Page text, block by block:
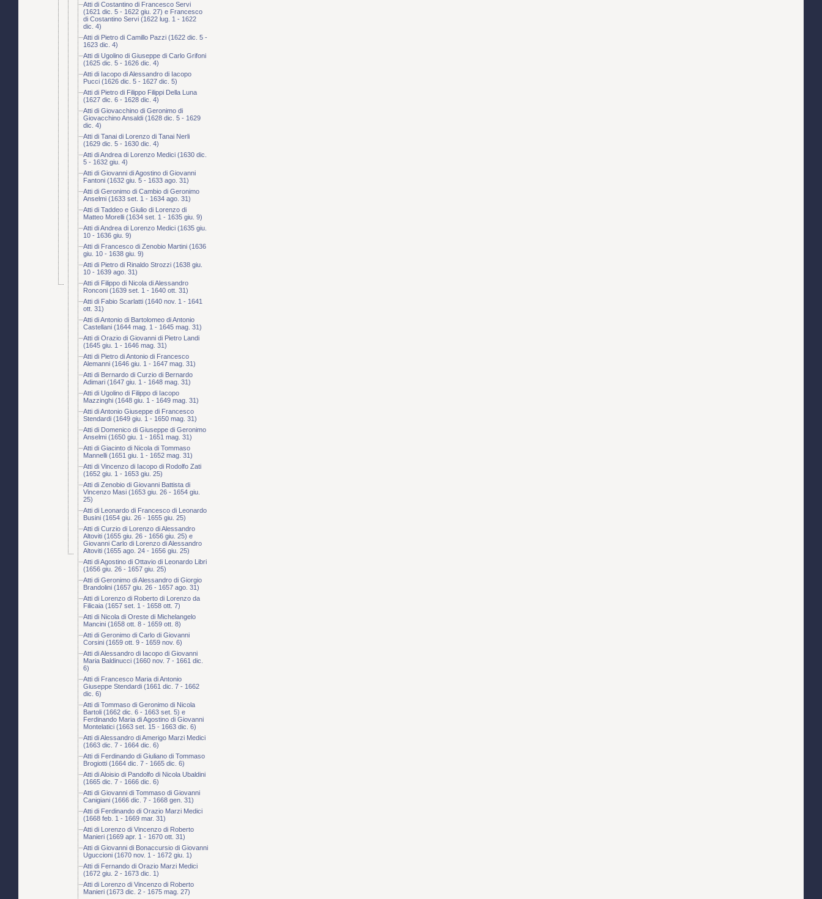
Atti di Costantino di Francesco Servi
(1621 dic. 5 - 1622 giu. 27) e Francesco
di Costantino Servi (1622 lug. 1 - 1622
dic. 4)
Atti di Pietro di Camillo Pazzi (1622 dic. 5 -
1623 dic. 4)
Atti di Ugolino di Giuseppe di Carlo Grifoni
(1625 dic. 5 - 1626 dic. 4)
Atti di Iacopo di Alessandro di Iacopo
Pucci (1626 dic. 5 - 1627 dic. 5)
Atti di Pietro di Filippo Filippi Della Luna
(1627 dic. 6 - 1628 dic. 4)
Atti di Giovacchino di Geronimo di
Giovacchino Ansaldi (1628 dic. 5 - 1629
dic. 4)
Atti di Tanai di Lorenzo di Tanai Nerli
(1629 dic. 5 - 1630 dic. 4)
Atti di Andrea di Lorenzo Medici (1630 dic.
5 - 1632 giu. 4)
Atti di Giovanni di Agostino di Giovanni
Fantoni (1632 giu. 5 - 1633 ago. 31)
Atti di Geronimo di Cambio di Geronimo
Anselmi (1633 set. 1 - 1634 ago. 31)
Atti di Taddeo e Giulio di Lorenzo di
Matteo Morelli (1634 set. 1 - 1635 giu. 9)
Atti di Andrea di Lorenzo Medici (1635 giu.
10 - 1636 giu. 9)
Atti di Francesco di Zenobio Martini (1636
giu. 10 - 1638 giu. 9)
Atti di Pietro di Rinaldo Strozzi (1638 giu.
10 - 1639 ago. 31)
Atti di Filippo di Nicola di Alessandro
Ronconi (1639 set. 1 - 1640 ott. 31)
Atti di Fabio Scarlatti (1640 nov. 1 - 1641
ott. 31)
Atti di Antonio di Bartolomeo di Antonio
Castellani (1644 mag. 1 - 1645 mag. 31)
Atti di Orazio di Giovanni di Pietro Landi
(1645 giu. 1 - 1646 mag. 31)
Atti di Pietro di Antonio di Francesco
Alemanni (1646 giu. 1 - 1647 mag. 31)
Atti di Bernardo di Curzio di Bernardo
Adimari (1647 giu. 1 - 1648 mag. 31)
Atti di Ugolino di Filippo di Iacopo
Mazzinghi (1648 giu. 1 - 1649 mag. 31)
Atti di Antonio Giuseppe di Francesco
Stendardi (1649 giu. 1 - 1650 mag. 31)
Atti di Domenico di Giuseppe di Geronimo
Anselmi (1650 giu. 1 - 1651 mag. 31)
Atti di Giacinto di Nicola di Tommaso
Mannelli (1651 giu. 1 - 1652 mag. 31)
Atti di Vincenzo di Iacopo di Rodolfo Zati
(1652 giu. 1 - 1653 giu. 25)
Atti di Zenobio di Giovanni Battista di
Vincenzo Masi (1653 giu. 26 - 1654 giu.
25)
Atti di Leonardo di Francesco di Leonardo
Busini (1654 giu. 26 - 1655 giu. 25)
Atti di Curzio di Lorenzo di Alessandro
Altoviti (1655 giu. 26 - 1656 giu. 25) e
Giovanni Carlo di Lorenzo di Alessandro
Altoviti (1655 ago. 24 - 1656 giu. 25)
Atti di Agostino di Ottavio di Leonardo Libri
(1656 giu. 26 - 1657 giu. 25)
Atti di Geronimo di Alessandro di Giorgio
Brandolini (1657 giu. 26 - 1657 ago. 31)
Atti di Lorenzo di Roberto di Lorenzo da
Filicaia (1657 set. 1 - 1658 ott. 7)
Atti di Nicola di Oreste di Michelangelo
Mancini (1658 ott. 8 - 1659 ott. 8)
Atti di Geronimo di Carlo di Giovanni
Corsini (1659 ott. 9 - 1659 nov. 6)
Atti di Alessandro di Iacopo di Giovanni
Maria Baldinucci (1660 nov. 7 - 1661 dic.
6)
Atti di Francesco Maria di Antonio
Giuseppe Stendardi (1661 dic. 7 - 1662
dic. 6)
Atti di Tommaso di Geronimo di Nicola
Bartoli (1662 dic. 6 - 1663 set. 5) e
Ferdinando Maria di Agostino di Giovanni
Montelatici (1663 set. 15 - 1663 dic. 6)
Atti di Alessandro di Amerigo Marzi Medici
(1663 dic. 7 - 1664 dic. 6)
Atti di Ferdinando di Giuliano di Tommaso
Brogiotti (1664 dic. 7 - 1665 dic. 6)
Atti di Aloisio di Pandolfo di Nicola Ubaldini
(1665 dic. 7 - 1666 dic. 6)
Atti di Giovanni di Tommaso di Giovanni
Canigiani (1666 dic. 7 - 1668 gen. 31)
Atti di Ferdinando di Orazio Marzi Medici
(1668 feb. 1 - 1669 mar. 31)
Atti di Lorenzo di Vincenzo di Roberto
Manieri (1669 apr. 1 - 1670 ott. 31)
Atti di Giovanni di Bonaccursio di Giovanni
Uguccioni (1670 nov. 1 - 1672 giu. 1)
Atti di Fernando di Orazio Marzi Medici
(1672 giu. 2 - 1673 dic. 1)
Atti di Lorenzo di Vincenzo di Roberto
Manieri (1673 dic. 2 - 1675 mag. 27)